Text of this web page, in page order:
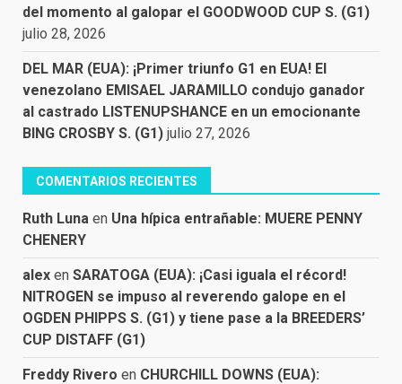
del momento al galopar el GOODWOOD CUP S. (G1)
julio 28, 2026
DEL MAR (EUA): ¡Primer triunfo G1 en EUA! El
venezolano EMISAEL JARAMILLO condujo ganador
al castrado LISTENUPSHANCE en un emocionante
BING CROSBY S. (G1) julio 27, 2026
COMENTARIOS RECIENTES
Ruth Luna en Una hípica entrañable: MUERE PENNY
CHENERY
alex en SARATOGA (EUA): ¡Casi iguala el récord!
NITROGEN se impuso al reverendo galope en el
OGDEN PHIPPS S. (G1) y tiene pase a la BREEDERS’
CUP DISTAFF (G1)
Freddy Rivero en CHURCHILL DOWNS (EUA):